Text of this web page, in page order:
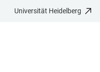
Universität Heidelberg